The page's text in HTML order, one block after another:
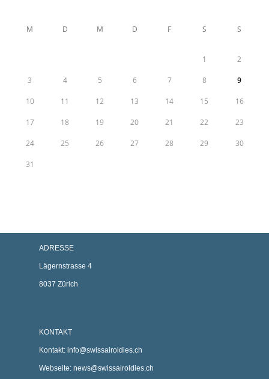
M D M D F S S
1 2
3 4 5 6 7 8 9
10 11 12 13 14 15 16
17 18 19 20 21 22 23
24 25 26 27 28 29 30
31
ADRESSE
Lägernstrasse 4
8037 Zürich
KONTAKT
Kontakt: info@swissairoldies.ch
Webseite: news@swissairoldies.ch